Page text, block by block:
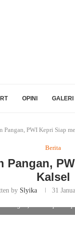
OPINI GALERI
Pangan, PWI Kepri Siap
Berita
Pangan,
Kalsel
by Slyika
31